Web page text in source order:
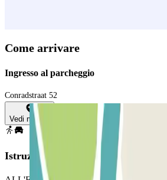
Come arrivare
Ingresso al parcheggio
Conradstraat 52
Vedi mappa
Istruzioni